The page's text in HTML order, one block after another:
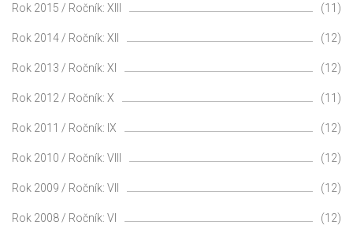
Rok 2015 / Ročník: XIII (11)
Rok 2014 / Ročník: XII (12)
Rok 2013 / Ročník: XI (12)
Rok 2012 / Ročník: X (11)
Rok 2011 / Ročník: IX (12)
Rok 2010 / Ročník: VIII (12)
Rok 2009 / Ročník: VII (12)
Rok 2008 / Ročník: VI (12)